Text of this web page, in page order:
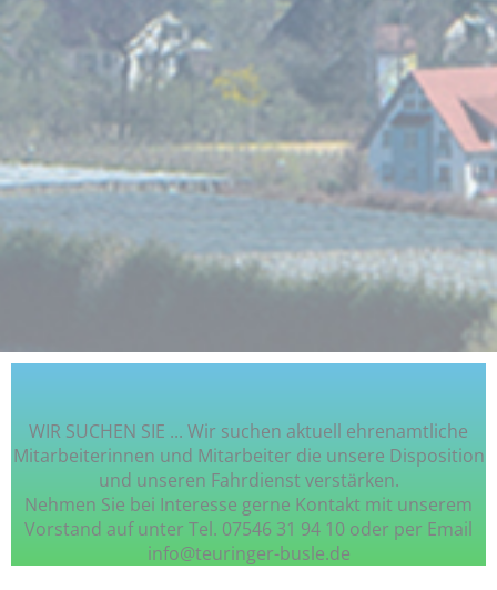
WIR SUCHEN SIE ... Wir suchen aktuell ehrenamtliche
Mitarbeiterinnen und Mitarbeiter die unsere Disposition
und unseren Fahrdienst verstärken.
Nehmen Sie bei Interesse gerne Kontakt mit unserem
Vorstand auf unter Tel. 07546 31 94 10 oder per Email
info@teuringer-busle.de